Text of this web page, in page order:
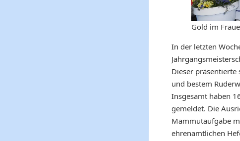
Gold im
In der letzten
Dieser
und bestem
Insgesamt haben
gemeldet. Die
Mammutaufgabe
ehrenamtlichen